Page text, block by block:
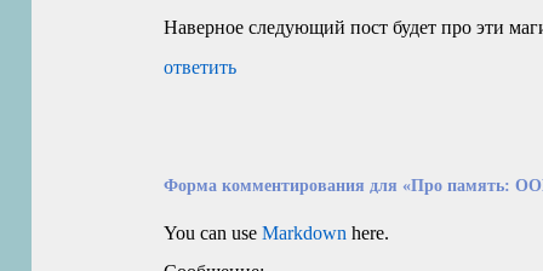
Наверное следующий пост будет про эти
ответить
Форма комментирования для «Про память:
You can useMarkdown here.